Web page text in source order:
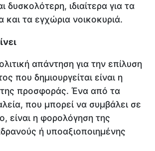
δυσκολότερη, ιδιαίτερα για τα
και τα εγχώρια νοικοκυριά.
απάντηση για την επίλυση
που δημιουργείται είναι η
προσφοράς. Ένα από τα
που μπορεί να συμβάλει σε
είναι η φορολόγηση της
ή υποαξιοποιημένης